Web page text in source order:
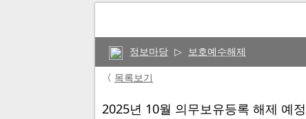
정보마당 ▷ 보호예수해제
〈 목록보기
2025년 10월 의무보유등록 해제 예정